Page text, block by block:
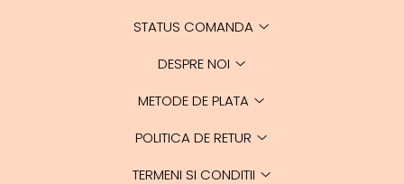
STATUS COMANDA
DESPRE NOI
METODE DE PLATA
POLITICA DE RETUR
TERMENI SI CONDITII